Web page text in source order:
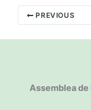
PREVIOUS
Assemblea